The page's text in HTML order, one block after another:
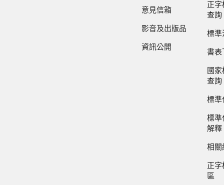
意見信箱
影音及出版品
資訊公開
正
查詢
標準
書表
國
查詢
標準
標準
解釋
相關
正
區